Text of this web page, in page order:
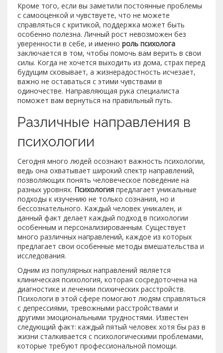
Кроме того, если вы заметили постоянные проблемы
с самооценкой и чувствуете, что не можете
справляться с критикой, поддержка может быть
особенно полезна. Личный рост невозможен без
уверенности в себе, и именно роль психолога
заключается в том, чтобы помочь вам верить в свои
силы. Когда не хочется выходить из дома, страх перед
будущим сковывает, а жизнерадостность исчезает,
важно не оставаться с этими чувствами в
одиночестве. Направляющая рука специалиста
поможет вам вернуться на правильный путь.
Различные направления в
психологии
Сегодня много людей осознают важность психологии,
ведь она охватывает широкий спектр направлений,
позволяющих понять человеческое поведение на
разных уровнях. Психология предлагает уникальные
подходы к изучению не только сознания, но и
бессознательного. Каждый человек уникален, и
данный факт делает каждый подход в психологии
особенным и персонализированным. Существует
много различных направлений, каждое из которых
предлагает свои особенные методы вмешательства и
исследования.
Одним из популярных направлений является
клиническая психология, которая сосредоточена на
диагностике и лечении психических расстройств.
Психологи в этой сфере помогают людям справляться
с депрессиями, тревожными расстройствами и
другими эмоциональными трудностями. Известен
следующий факт: каждый пятый человек хотя бы раз в
жизни сталкивается с психологическими проблемами,
которые требуют профессиональной помощи.